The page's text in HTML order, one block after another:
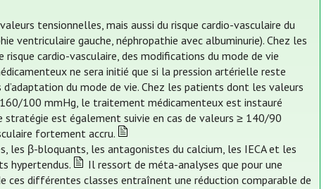
tensionnelles, mais aussi du risque cardio-vasculaire du
ventriculaire gauche, néphropathie avec albuminurie). Chez les
cardio-vasculaire, des modifications du mode de vie
ne sera initié que si la pression artérielle reste
du mode de vie. Chez les patients dont les valeurs
100 mmHg, le traitement médicamenteux est instauré
stratégie est également suivie en cas de valeurs ≥ 140/90
fortement accru.
les β-bloquants, les antagonistes du calcium, les IECA et les
hypertendus.
Il ressort de méta-analyses que pour une
ces différentes classes entraînent une réduction comparable de